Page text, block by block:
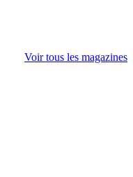
Voir tous les magazines